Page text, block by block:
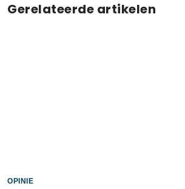
Gerelateerde artikelen
OPINIE